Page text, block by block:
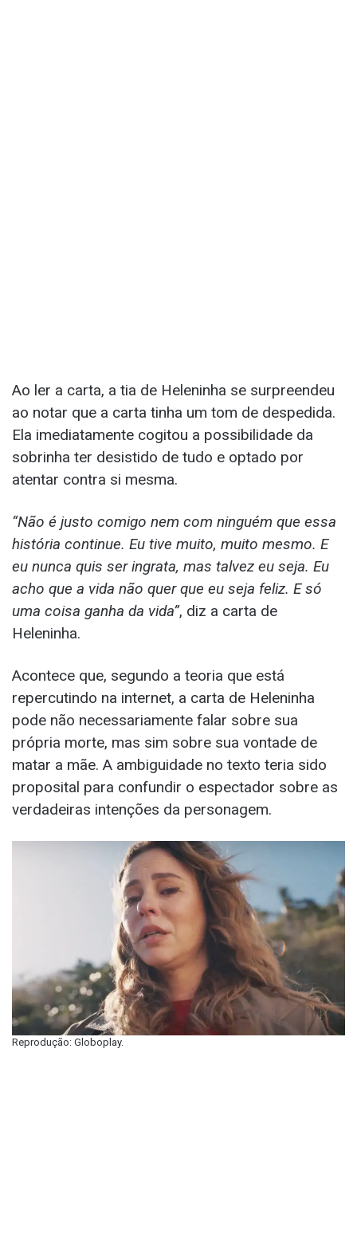
Ao ler a carta, a tia de Heleninha se surpreendeu
ao notar que a carta tinha um tom de despedida.
Ela imediatamente cogitou a possibilidade da
sobrinha ter desistido de tudo e optado por
atentar contra si mesma.
“Não é justo comigo nem com ninguém que essa
história continue. Eu tive muito, muito mesmo. E
eu nunca quis ser ingrata, mas talvez eu seja. Eu
acho que a vida não quer que eu seja feliz. E só
uma coisa ganha da vida”, diz a carta de
Heleninha.
Acontece que, segundo a teoria que está
repercutindo na internet, a carta de Heleninha
pode não necessariamente falar sobre sua
própria morte, mas sim sobre sua vontade de
matar a mãe. A ambiguidade no texto teria sido
proposital para confundir o espectador sobre as
verdadeiras intenções da personagem.
Reprodução: Globoplay.